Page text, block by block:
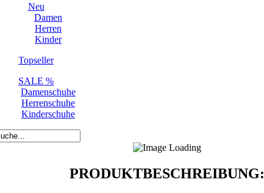
Neu
Damen
Herren
Kinder
Topseller
SALE %
Damenschuhe
Herrenschuhe
Kinderschuhe
PRODUKTBESCHREIBUNG: